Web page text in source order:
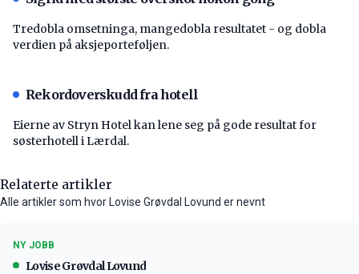
Tredobla omsetninga, mangedobla resultatet - og dobla
verdien på aksjeporteføljen.
Rekordoverskudd fra hotell
Eierne av Stryn Hotel kan lene seg på gode resultat for
søsterhotell i Lærdal.
Relaterte artikler
Alle artikler som hvor Lovise Grøvdal Lovund er nevnt
NY JOBB
Lovise Grøvdal Lovund